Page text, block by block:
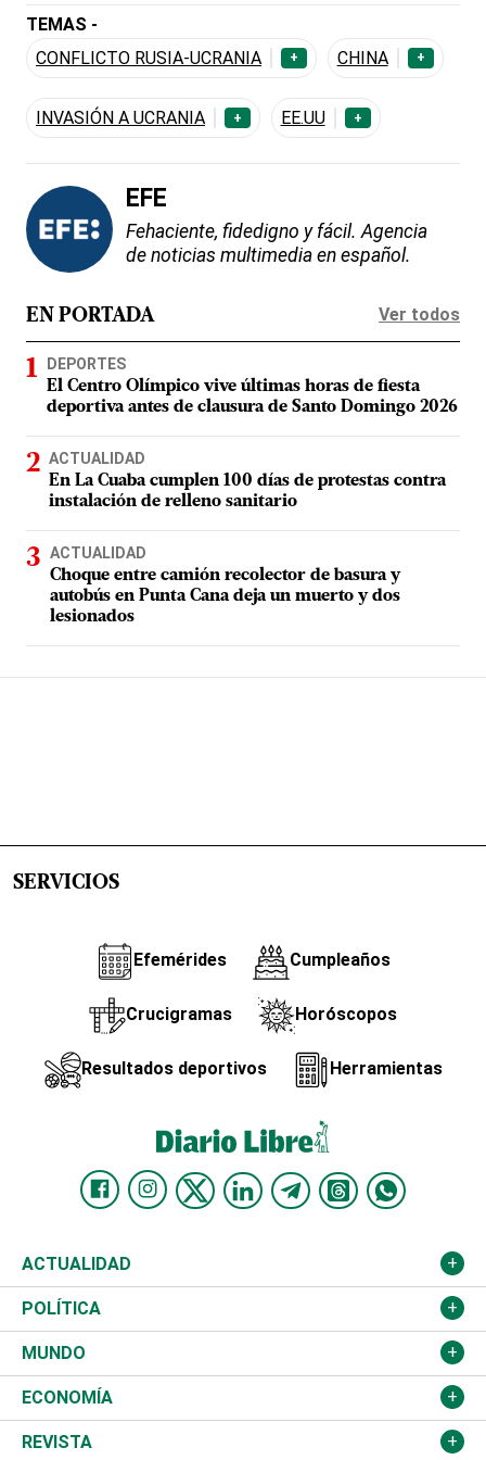
TEMAS -
CONFLICTO RUSIA-UCRANIA
+ CHINA +
INVASIÓN A UCRANIA + EE.UU +
EFE
Fehaciente, fidedigno y fácil. Agencia
de noticias multimedia en español.
EN PORTADA Ver todos
DEPORTES
El Centro Olímpico vive últimas horas de fiesta
deportiva antes de clausura de Santo Domingo 2026
ACTUALIDAD
En La Cuaba cumplen 100 días de protestas contra
instalación de relleno sanitario
ACTUALIDAD
Choque entre camión recolector de basura y
autobús en Punta Cana deja un muerto y dos
lesionados
SERVICIOS
Efemérides Cumpleaños
Crucigramas Horóscopos
Resultados deportivos Herramientas
ACTUALIDAD
Nacional
Ciudad
Educación
Salud
POLÍTICA
Partidos
JCE
TSE
MUNDO
Estados Unidos
América Latina
ECONOMÍA
Finanzas
REVISTA